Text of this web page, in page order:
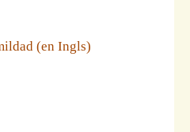
(en Ingls)